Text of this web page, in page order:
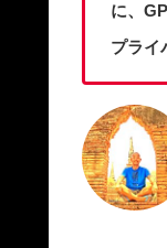
に、
プライ